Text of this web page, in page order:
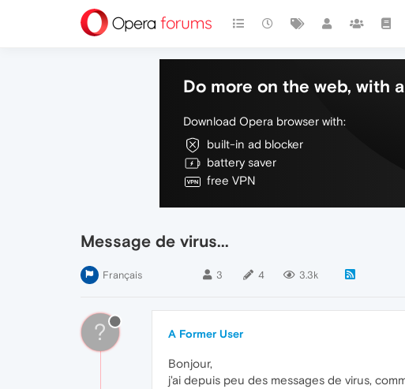
Do more on the web, with
Download Opera browser with:
built-in ad blocker
battery saver
free VPN
Message de virus...
Français 3 4 3.3k
? A Former User
Bonjour,
j'ai depuis peu des messages de virus,